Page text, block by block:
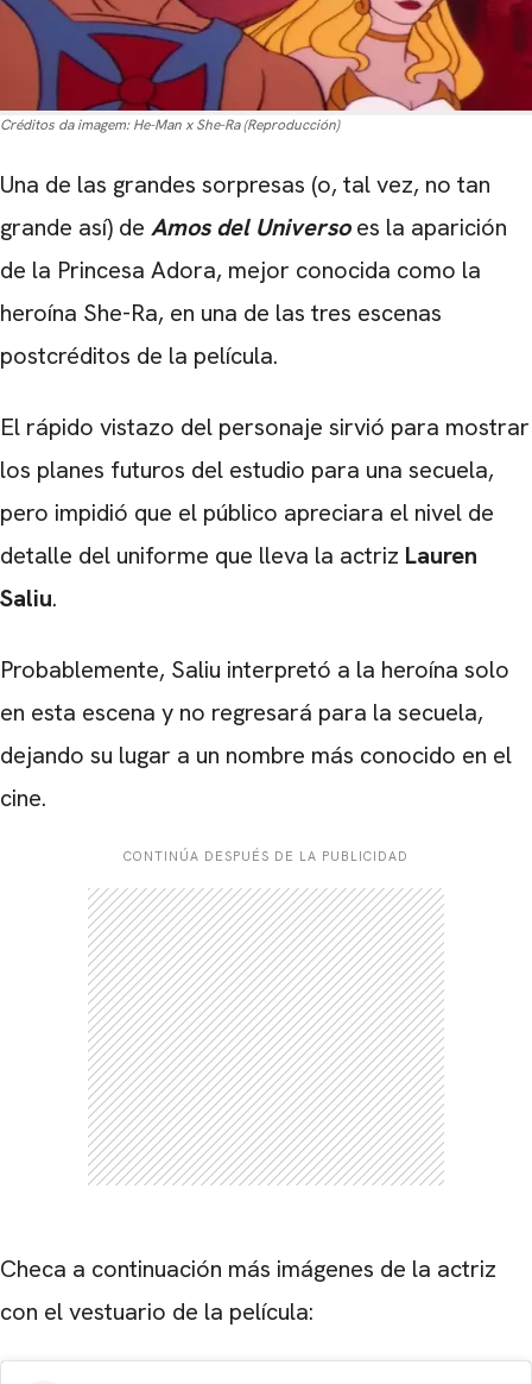
Créditos da imagem: He-Man x She-Ra (Reproducción)
Una de las grandes sorpresas (o, tal vez, no tan
grande así) de Amos del Universoes la aparición
de la Princesa Adora, mejor conocida como la
heroína She-Ra, en una de las tres escenas
postcréditos de la película.
El rápido vistazo del personaje sirvió para mostrar
los planes futuros del estudio para una secuela,
pero impidió que el público apreciara el nivel de
detalle del uniforme que lleva la actriz Lauren
Saliu.
Probablemente, Saliu interpretó a la heroína solo
en esta escena y no regresará para la secuela,
dejando su lugar a un nombre más conocido en el
cine.
CONTINÚA DESPUÉS DE LA PUBLICIDAD
Checa a continuación más imágenes de la actriz
con el vestuario de la película: